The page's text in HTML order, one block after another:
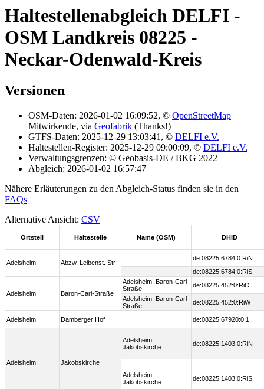
Haltestellenabgleich DELFI -
OSM Landkreis 08225 -
Neckar-Odenwald-Kreis
Versionen
OSM-Daten: 2026-01-02 16:09:52, © OpenStreetMap
Mitwirkende, via Geofabrik (Thanks!)
GTFS-Daten: 2025-12-29 13:03:41, © DELFI e.V.
Haltestellen-Register: 2025-12-29 09:00:09, © DELFI e.V.
Verwaltungsgrenzen: © Geobasis-DE / BKG 2022
Abgleich: 2026-01-02 16:57:47
Nähere Erläuterungen zu den Abgleich-Status finden sie in den
FAQs
Alternative Ansicht: CSV
Ortsteil Haltestelle Name (OSM) DHID
Adelsheim Abzw. Leibenst. Str
de:08225:6784:0:RiN
de:08225:6784:0:RiS
Adelsheim Baron-Carl-Straße
Adelsheim, Baron-Carl-
Straße
de:08225:452:0:RiO
Adelsheim, Baron-Carl-
Straße
de:08225:452:0:RiW
Adelsheim Damberger Hof de:08225:67920:0:1
Adelsheim Jakobskirche
Adelsheim,
Jakobskirche
de:08225:1403:0:RiN
Adelsheim,
Jakobskirche
de:08225:1403:0:RiS